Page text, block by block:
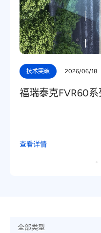
技术突破 2026/06/18
福瑞泰克FVR60系
查看详情